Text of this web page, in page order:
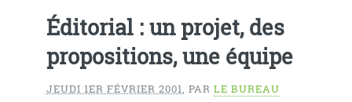
Éditorial : un projet, des
propositions, une équipe
JEUDI 1ER FÉVRIER 2001, PAR LE BUREAU